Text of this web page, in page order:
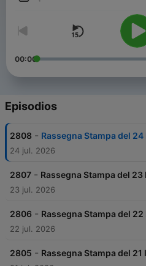
00:00
Episodios
2808 - Rassegna Stampa del
24 jul. 2026
2807 - Rassegna Stampa del
23 jul. 2026
2806 - Rassegna Stampa del
22 jul. 2026
2805 - Rassegna Stampa del